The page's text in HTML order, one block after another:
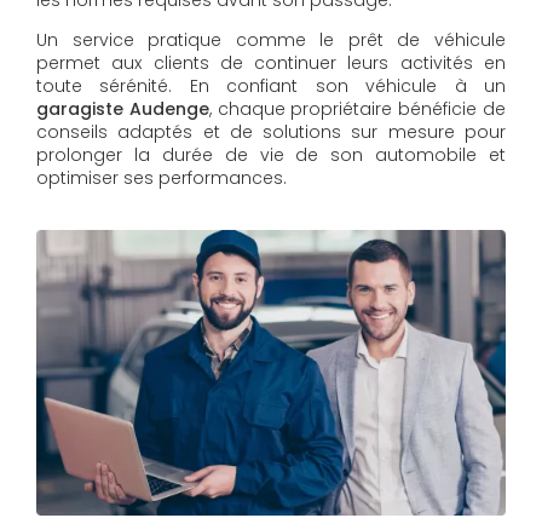
Un service pratique comme le prêt de véhicule
permet aux clients de continuer leurs activités en
toute sérénité. En confiant son véhicule à un
garagiste Audenge, chaque propriétaire bénéficie de
conseils adaptés et de solutions sur mesure pour
prolonger la durée de vie de son automobile et
optimiser ses performances.